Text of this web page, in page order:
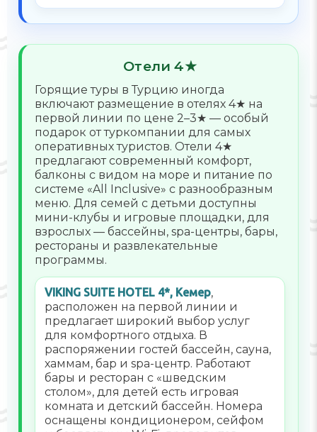
Отели 4★
Горящие туры в Турцию иногда
включают размещение в отелях 4★ на
первой линии по цене 2–3★ — особый
подарок от туркомпании для самых
оперативных туристов. Отели 4★
предлагают современный комфорт,
балконы с видом на море и питание по
системе «All Inclusive» с разнообразным
меню. Для семей с детьми доступны
мини-клубы и игровые площадки, для
взрослых — бассейны, spa-центры, бары,
рестораны и развлекательные
программы.
VIKING SUITE HOTEL 4*, Кемер,
расположен на первой линии и
предлагает широкий выбор услуг
для комфортного отдыха. В
распоряжении гостей бассейн, сауна,
хаммам, бар и spa-центр. Работают
бары и ресторан с «шведским
столом», для детей есть игровая
комната и детский бассейн. Номера
оснащены кондиционером, сейфом